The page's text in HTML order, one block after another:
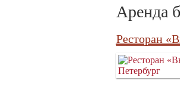
Аренда
Ресторан